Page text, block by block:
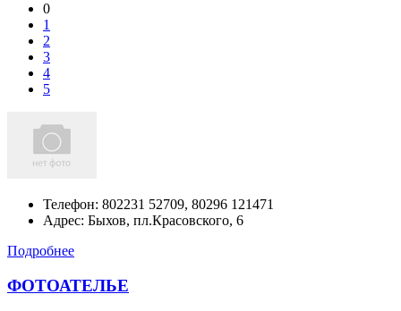
0
1
2
3
4
5
Телефон: 802231 52709, 80296 121471
Адрес: Быхов, пл.Красовского, 6
Подробнее
ФОТОАТЕЛЬЕ